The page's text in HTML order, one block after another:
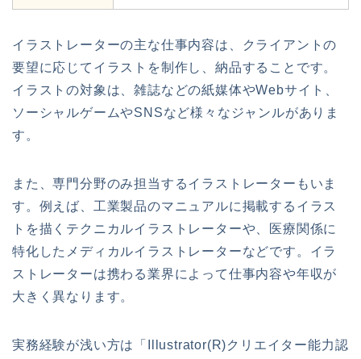
イラストレーターの主な仕事内容は、クライアントの
要望に応じてイラストを制作し、納品することです。
イラストの対象は、雑誌などの紙媒体やWebサイト、
ソーシャルゲームやSNSなど様々なジャンルがありま
す。
また、専門分野のみ担当するイラストレーターもいま
す。例えば、工業製品のマニュアルに掲載するイラス
トを描くテクニカルイラストレーターや、医療関係に
特化したメディカルイラストレーターなどです。イラ
ストレーターは携わる業界によって仕事内容や年収が
大きく異なります。
実務経験が浅い方は「Illustrator(R)クリエイター能力認